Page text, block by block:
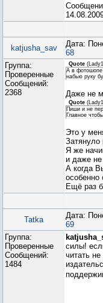
katjusha_sav
Дата:
68
Группа:
Проверенные
Сообщений:
2368
Quote (
А в фотошопе
набью руку
Даже не
Quote (
Пиши и не
Главное
Это у
Затянуло
Я же
и даже не
А когда
особенно
Ещё раз
Tatka
Дата:
69
Группа:
Проверенные
Сообщений:
1484
силы!
читать